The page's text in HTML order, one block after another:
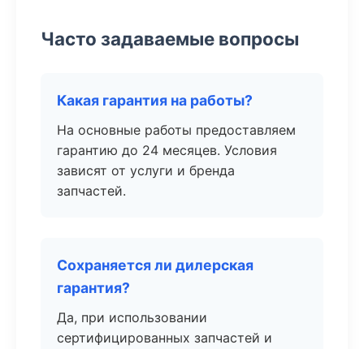
Часто задаваемые вопросы
Какая гарантия на работы?
На основные работы предоставляем
гарантию до 24 месяцев. Условия
зависят от услуги и бренда
запчастей.
Сохраняется ли дилерская
гарантия?
Да, при использовании
сертифицированных запчастей и